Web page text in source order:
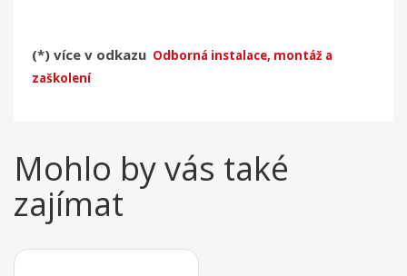
(*) více v odkazu Odborná instalace, montáž a
zaškolení
Mohlo by vás také
zajímat